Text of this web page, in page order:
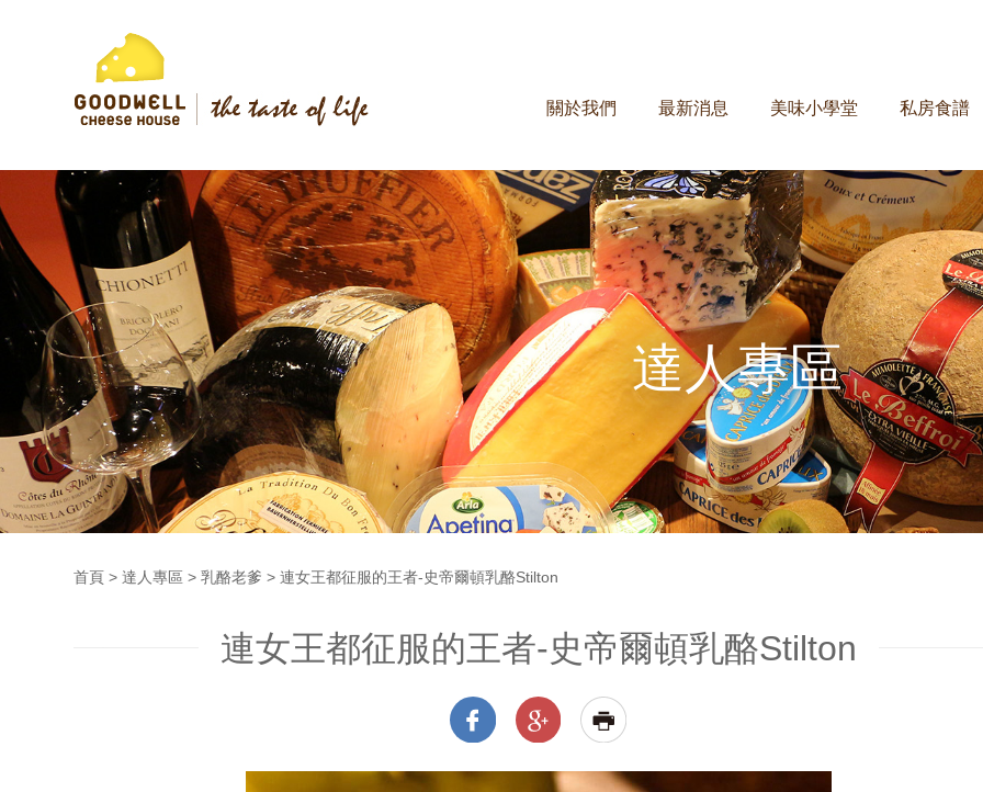
關於我們 最新消息 美味小學堂 私房食譜
達人專區
首頁 達人專區 乳酪老爹 連女王都征服的王者-史帝爾頓乳酪Stilton
連女王都征服的王者-史帝爾頓乳酪Stilton